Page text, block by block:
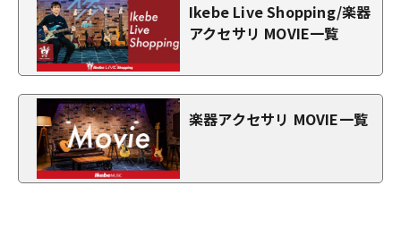
Ikebe Live Shopping/楽器
アクセサリ MOVIE一覧
楽器アクセサリ MOVIE一覧